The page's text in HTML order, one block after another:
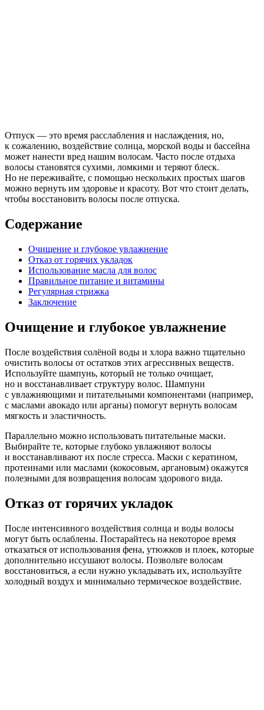
Отпуск — это время расслабления и наслаждения, но,
к сожалению, воздействие солнца, морской воды и бассейна
может нанести вред нашим волосам. Часто после отдыха
волосы становятся сухими, ломкими и теряют блеск.
Но не переживайте, с помощью нескольких простых шагов
можно вернуть им здоровье и красоту. Вот что стоит делать,
чтобы восстановить волосы после отпуска.
Содержание
Очищение и глубокое увлажнение
Отказ от горячих укладок
Использование масла для волос
Правильное питание и витамины
Регулярная стрижка
Заключение
Очищение и глубокое увлажнение
После воздействия солёной воды и хлора важно тщательно
очистить волосы от остатков этих агрессивных веществ.
Используйте шампунь, который не только очищает,
но и восстанавливает структуру волос. Шампуни
с увлажняющими и питательными компонентами (например,
с маслами авокадо или арганы) помогут вернуть волосам
мягкость и эластичность.
Параллельно можно использовать питательные маски.
Выбирайте те, которые глубоко увлажняют волосы
и восстанавливают их после стресса. Маски с кератином,
протеинами или маслами (кокосовым, аргановым) окажутся
полезными для возвращения волосам здорового вида.
Отказ от горячих укладок
После интенсивного воздействия солнца и воды волосы
могут быть ослаблены. Постарайтесь на некоторое время
отказаться от использования фена, утюжков и плоек, которые
дополнительно иссушают волосы. Позвольте волосам
восстановиться, а если нужно укладывать их, используйте
холодный воздух и минимально термическое воздействие.